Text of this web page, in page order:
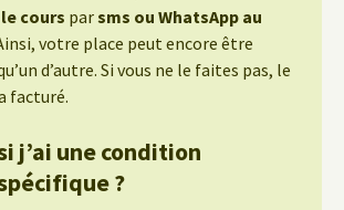
cours parsms ou WhatsApp au
votre place peut encore être
d’autre. Si vous ne le faites pas, le
facturé.
j’ai une condition
?